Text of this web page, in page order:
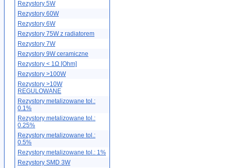
Rezystory 5W
Rezystory 60W
Rezystory 6W
Rezystory 75W z radiatorem
Rezystory 7W
Rezystory 9W ceramiczne
Rezystory < 1Ω [Ohm]
Rezystory >100W
Rezystory >10W
REGULOWANE
Rezystory metalizowane tol.:
0.1%
Rezystory metalizowane tol.:
0.25%
Rezystory metalizowane tol.:
0.5%
Rezystory metalizowane tol.: 1%
Rezystory SMD 3W